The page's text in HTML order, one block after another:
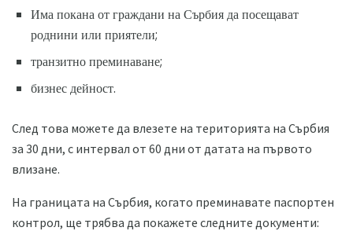
Има покана от граждани на Сърбия да посещават
роднини или приятели;
транзитно преминаване;
бизнес дейност.
След това можете да влезете на територията на Сърбия
за 30 дни, с интервал от 60 дни от датата на първото
влизане.
На границата на Сърбия, когато преминавате паспортен
контрол, ще трябва да покажете следните документи: